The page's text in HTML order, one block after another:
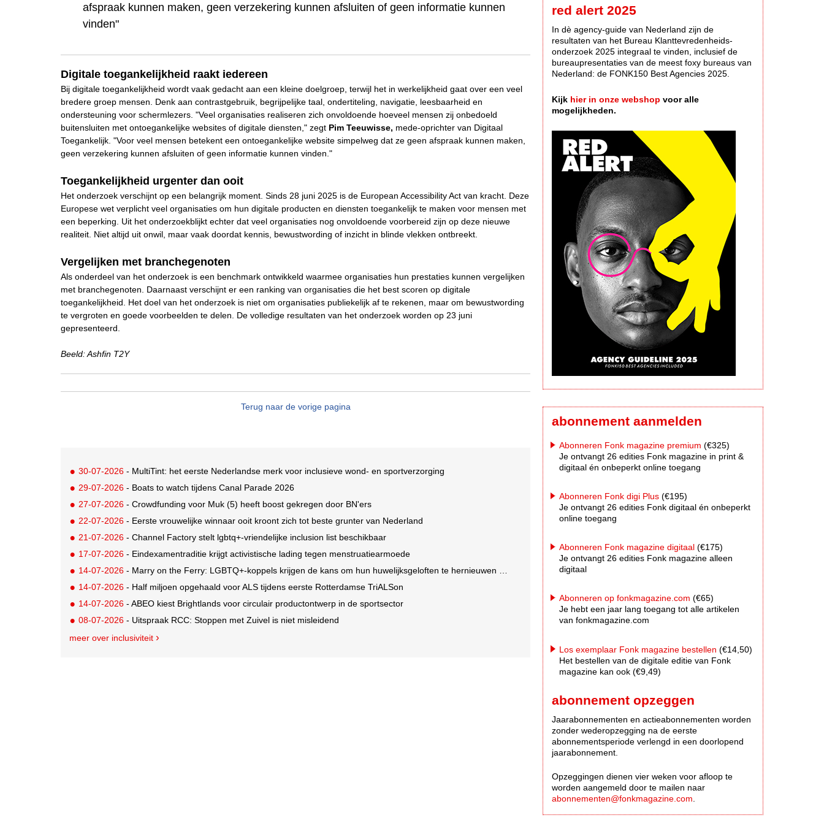
afspraak kunnen maken, geen verzekering kunnen afsluiten of geen informatie kunnen
vinden"
Digitale toegankelijkheid raakt iedereen
Bij digitale toegankelijkheid wordt vaak gedacht aan een kleine doelgroep, terwijl het in werkelijkheid gaat over een veel
bredere groep mensen. Denk aan contrastgebruik, begrijpelijke taal, ondertiteling, navigatie, leesbaarheid en
ondersteuning voor schermlezers. "Veel organisaties realiseren zich onvoldoende hoeveel mensen zij onbedoeld
buitensluiten met ontoegankelijke websites of digitale diensten," zegt Pim Teeuwisse, mede-oprichter van Digitaal
Toegankelijk. "Voor veel mensen betekent een ontoegankelijke website simpelweg dat ze geen afspraak kunnen maken,
geen verzekering kunnen afsluiten of geen informatie kunnen vinden."
Toegankelijkheid urgenter dan ooit
Het onderzoek verschijnt op een belangrijk moment. Sinds 28 juni 2025 is de European Accessibility Act van kracht. Deze
Europese wet verplicht veel organisaties om hun digitale producten en diensten toegankelijk te maken voor mensen met
een beperking. Uit het onderzoekblijkt echter dat veel organisaties nog onvoldoende voorbereid zijn op deze nieuwe
realiteit. Niet altijd uit onwil, maar vaak doordat kennis, bewustwording of inzicht in blinde vlekken ontbreekt.
Vergelijken met branchegenoten
Als onderdeel van het onderzoek is een benchmark ontwikkeld waarmee organisaties hun prestaties kunnen vergelijken
met branchegenoten. Daarnaast verschijnt er een ranking van organisaties die het best scoren op digitale
toegankelijkheid. Het doel van het onderzoek is niet om organisaties publiekelijk af te rekenen, maar om bewustwording
te vergroten en goede voorbeelden te delen. De volledige resultaten van het onderzoek worden op 23 juni
gepresenteerd.
Beeld: Ashfin T2Y
Terug naar de vorige pagina
30-07-2026 - MultiTint: het eerste Nederlandse merk voor inclusieve wond- en sportverzorging
29-07-2026 - Boats to watch tijdens Canal Parade 2026
27-07-2026 - Crowdfunding voor Muk (5) heeft boost gekregen door BN'ers
22-07-2026 - Eerste vrouwelijke winnaar ooit kroont zich tot beste grunter van Nederland
21-07-2026 - Channel Factory stelt lgbtq+-vriendelijke inclusion list beschikbaar
17-07-2026 - Eindexamentraditie krijgt activistische lading tegen menstruatiearmoede
14-07-2026 - Marry on the Ferry: LGBTQ+-koppels krijgen de kans om hun huwelijksgeloften te hernieuwen op een wel heel bijzondere locatie
14-07-2026 - Half miljoen opgehaald voor ALS tijdens eerste Rotterdamse TriALSon
14-07-2026 - ABEO kiest Brightlands voor circulair productontwerp in de sportsector
08-07-2026 - Uitspraak RCC: Stoppen met Zuivel is niet misleidend
meer over inclusiviteit
red alert 2025
In dè agency-guide van Nederland zijn de
resultaten van het Bureau Klanttevredenheids-
onderzoek 2025 integraal te vinden, inclusief de
bureaupresentaties van de meest foxy bureaus van
Nederland: de FONK150 Best Agencies 2025.
Kijk hier in onze webshop voor alle
mogelijkheden.
abonnement aanmelden
Abonneren Fonk magazine premium (€325)
Je ontvangt 26 edities Fonk magazine in print &
digitaal én onbeperkt online toegang
Abonneren Fonk digi Plus (€195)
Je ontvangt 26 edities Fonk digitaal én onbeperkt
online toegang
Abonneren Fonk magazine digitaal (€175)
Je ontvangt 26 edities Fonk magazine alleen
digitaal
Abonneren op fonkmagazine.com (€65)
Je hebt een jaar lang toegang tot alle artikelen
van fonkmagazine.com
Los exemplaar Fonk magazine bestellen (€14,50)
Het bestellen van de digitale editie van Fonk
magazine kan ook (€9,49)
abonnement opzeggen
Jaarabonnementen en actieabonnementen worden
zonder wederopzegging na de eerste
abonnementsperiode verlengd in een doorlopend
jaarabonnement.
Opzeggingen dienen vier weken voor afloop te
worden aangemeld door te mailen naar
abonnementen@fonkmagazine.com